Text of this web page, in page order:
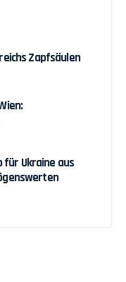
Zapfsäulen
für Ukraine aus